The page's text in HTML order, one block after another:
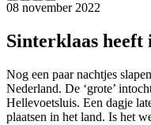
08 november 2022
Sinterklaas heeft
Nog een paar nachtjes
Nederland. De ‘grote’
Hellevoetsluis. Een dagje
plaatsen in het land. Is het